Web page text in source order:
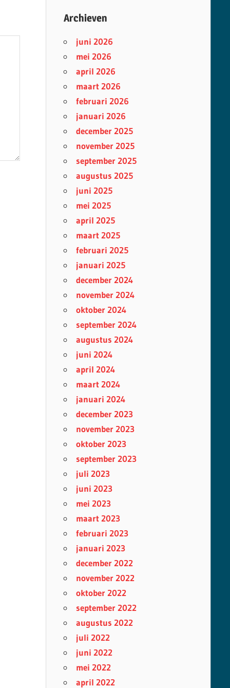
Archieven
juni 2026
mei 2026
april 2026
maart 2026
februari 2026
januari 2026
december 2025
november 2025
september 2025
augustus 2025
juni 2025
mei 2025
april 2025
maart 2025
februari 2025
januari 2025
december 2024
november 2024
oktober 2024
september 2024
augustus 2024
juni 2024
april 2024
maart 2024
januari 2024
december 2023
november 2023
oktober 2023
september 2023
juli 2023
juni 2023
mei 2023
maart 2023
februari 2023
januari 2023
december 2022
november 2022
oktober 2022
september 2022
augustus 2022
juli 2022
juni 2022
mei 2022
april 2022